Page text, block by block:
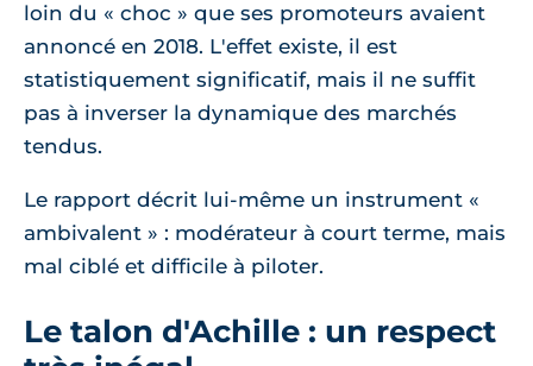
loin du « choc » que ses promoteurs avaient
annoncé en 2018. L'effet existe, il est
statistiquement significatif, mais il ne suffit
pas à inverser la dynamique des marchés
tendus.
Le rapport décrit lui-même un instrument «
ambivalent » : modérateur à court terme, mais
mal ciblé et difficile à piloter.
Le talon d'Achille : un respect